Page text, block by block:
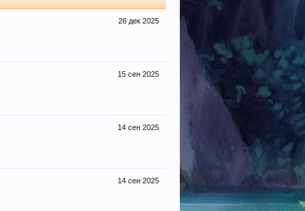
26 дек 2025
15 сен 2025
14 сен 2025
14 сен 2025